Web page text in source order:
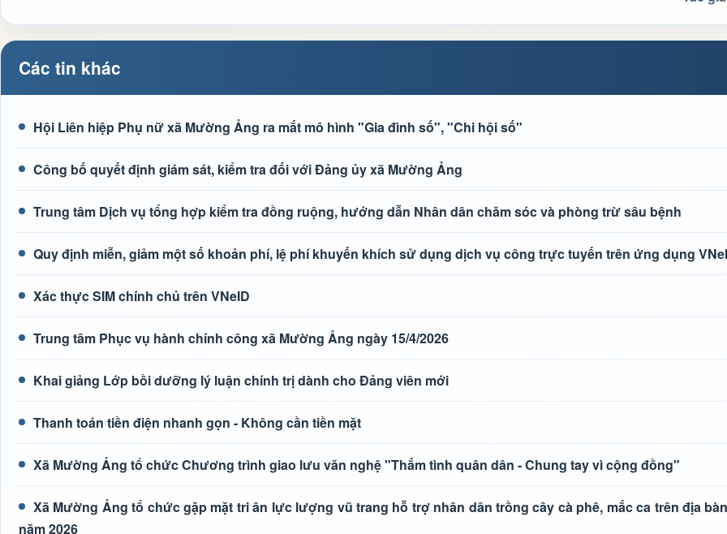
Các tin khác
Hội Liên hiệp Phụ nữ xã Mường Ảng ra mắt mô hình "Gia đình số", "Chi hội số"
Công bố quyết định giám sát, kiểm tra đối với Đảng ủy xã Mường Ảng
Trung tâm Dịch vụ tổng hợp kiểm tra đồng ruộng, hướng dẫn Nhân dân chăm sóc và phòng trừ sâu bệnh
Quy định miễn, giảm một số khoản phí, lệ phí khuyến khích sử dụng dịch vụ công trực tuyến trên ứng dụng
Xác thực SIM chính chủ trên VNeID
Trung tâm Phục vụ hành chính công xã Mường Ảng ngày 15/4/2026
Khai giảng Lớp bồi dưỡng lý luận chính trị dành cho Đảng viên mới
Thanh toán tiền điện nhanh gọn - Không cần tiền mặt
Xã Mường Ảng tổ chức Chương trình giao lưu văn nghệ "Thắm tình quân dân - Chung tay vì cộng đồng"
Xã Mường Ảng tổ chức gặp mặt tri ân lực lượng vũ trang hỗ trợ nhân dân trồng cây cà phê, mắc ca trên địa
năm 2026